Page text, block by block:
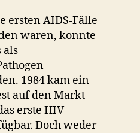
ersten AIDS-Fälle
waren, konnte
als
1984 kam ein
auf den Markt
erste HIV-
Doch weder